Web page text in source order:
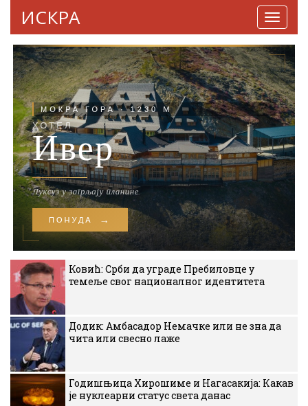
ИСКРА
Ковић: Срби да уграде Пребиловце у
темеље свог националног идентитета
Додик: Амбасадор Немачке или не зна да
чита или свесно лаже
Годишњица Хирошиме и Нагасакија: Какав
је нуклеарни статус света данас